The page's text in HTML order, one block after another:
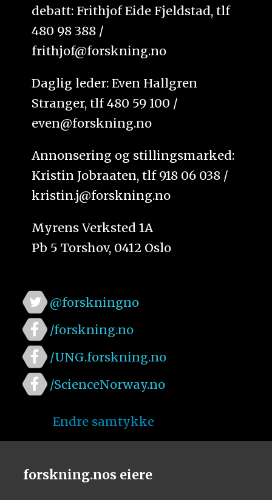
debatt: Frithjof Eide Fjeldstad, tlf
480 98 388 /
frithjof@forskning.no
Daglig leder: Even Hallgren
Stranger, tlf 480 59 100 /
even@forskning.no
Annonsering og stillingsmarked:
Kristin Jobraaten, tlf 918 06 038 /
kristin.j@forskning.no
Myrens Verksted 1A
Pb 5 Torshov, 0412 Oslo
@forskningno
/forskning.no
/UNG.forskning.no
/ScienceNorway.no
Endre samtykke
forskning.nos eiere